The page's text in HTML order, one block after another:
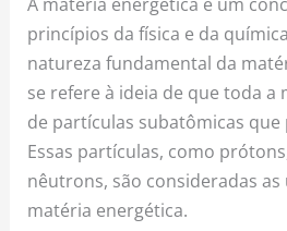
princípios da física e da
natureza fundamental da
se refere à ideia de que toda a
de partículas subatômicas que
Essas partículas, como
nêutrons, são consideradas as
matéria energética.